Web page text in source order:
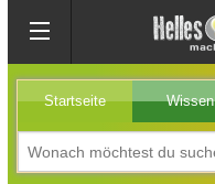
Startseite Wissen